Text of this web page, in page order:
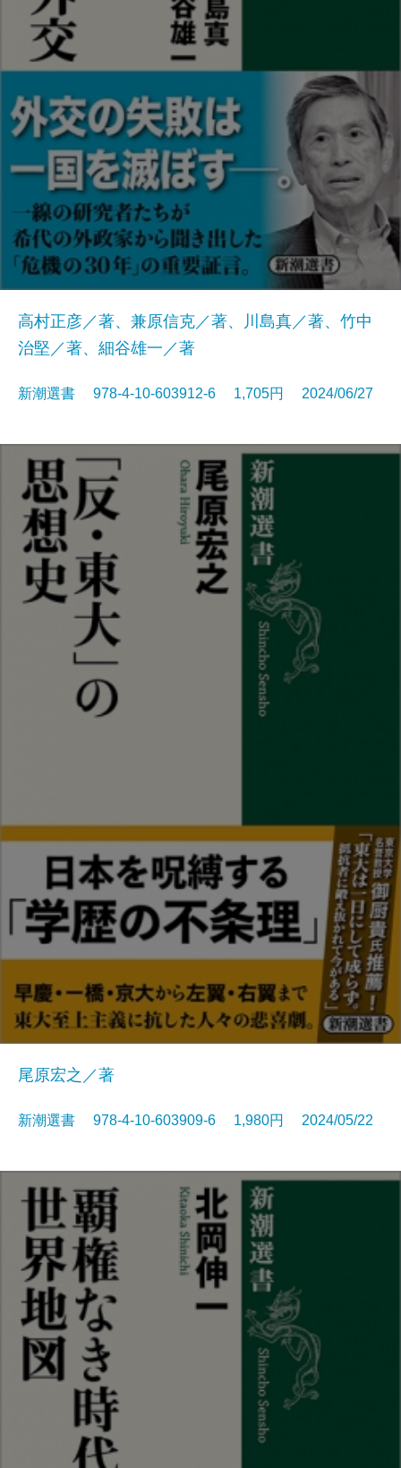
高村正彦／著、兼原信克／著、川島真／著、竹中
治堅／著、細谷雄一／著
新潮選書 978-4-10-603912-6 1,705円 2024/06/27
尾原宏之／著
新潮選書 978-4-10-603909-6 1,980円 2024/05/22